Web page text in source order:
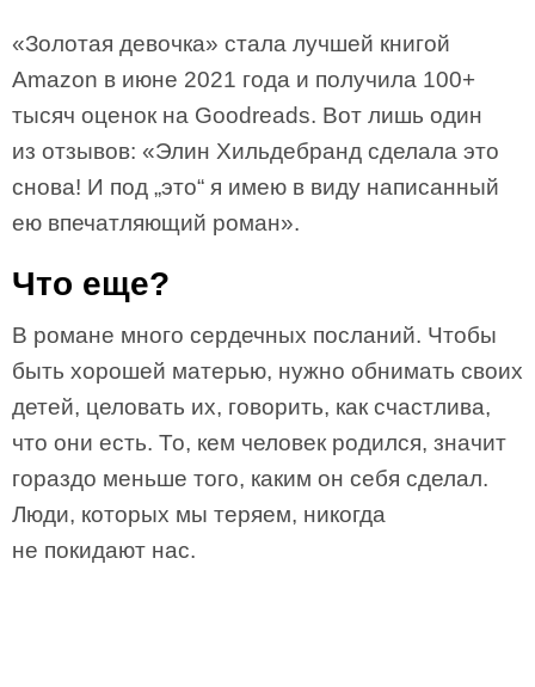
«Золотая девочка» стала лучшей книгой
Amazon в июне 2021 года и получила 100+
тысяч оценок на Goodreads. Вот лишь один
из отзывов: «Элин Хильдебранд сделала это
снова! И под „это“ я имею в виду написанный
ею впечатляющий роман».
Что еще?
В романе много сердечных посланий. Чтобы
быть хорошей матерью, нужно обнимать своих
детей, целовать их, говорить, как счастлива,
что они есть. То, кем человек родился, значит
гораздо меньше того, каким он себя сделал.
Люди, которых мы теряем, никогда
не покидают нас.